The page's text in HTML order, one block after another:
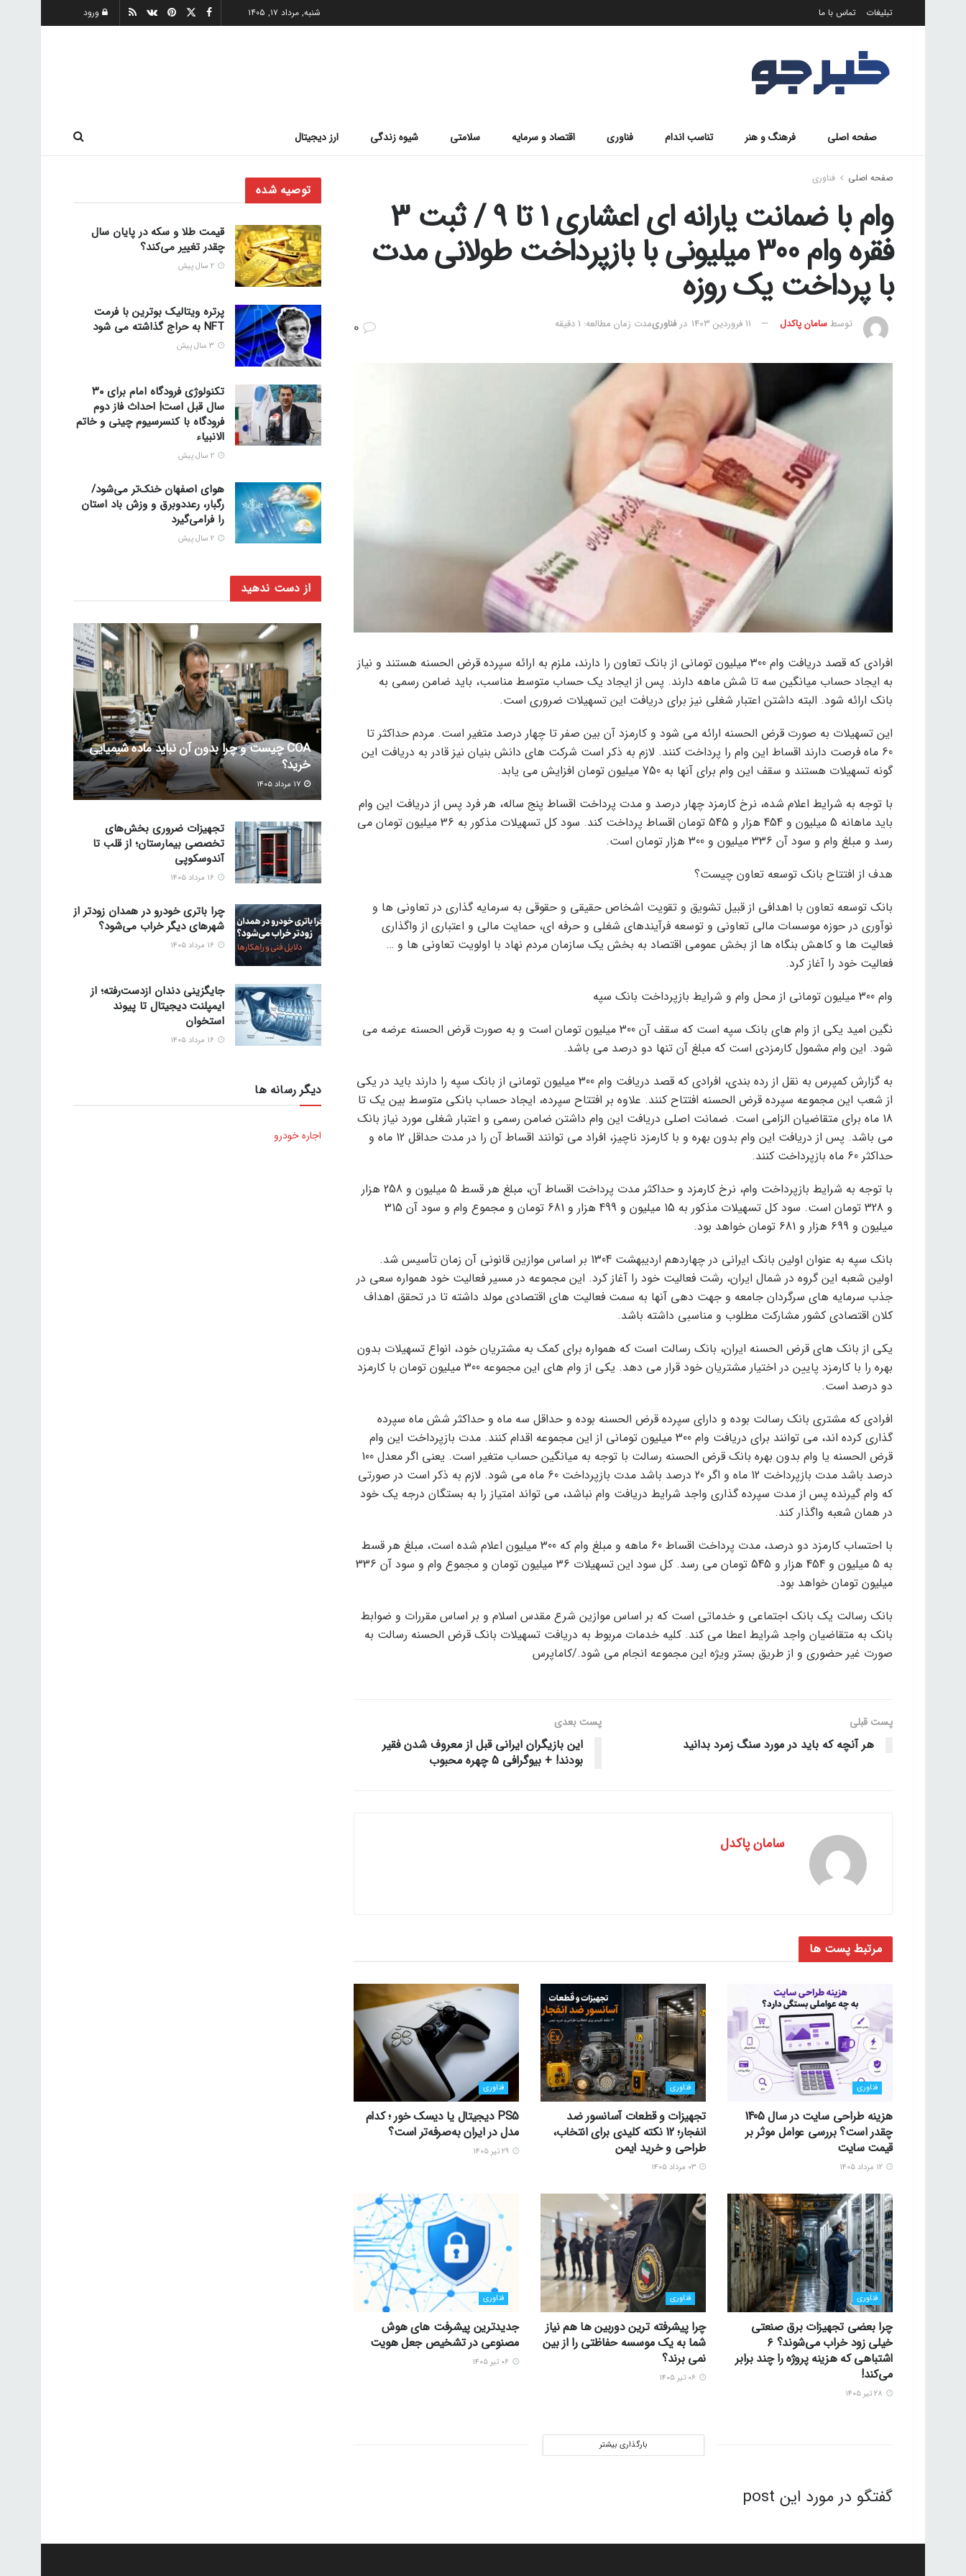
تبلیغات تماس با ما شنبه, مرداد ۱۷, ۱۴۰۵ ورود
صفحه اصلی فرهنگ و هنر تناسب اندام فناوری اقتصاد و سرمایه سلامتی شیوه زندگی ارز دیجیتال
صفحه اصلی فناوری
وام با ضمانت یارانه ای اعشاری 1 تا 9 / ثبت 3
فقره وام 300 میلیونی با بازپرداخت طولانی مدت
با پرداخت یک روزه
توسطسامان پاکدل ۱۱ فروردین ۱۴۰۳ در فناوریمدت زمان مطالعه: 1 دقیقه
افرادی که قصد دریافت وام 300 میلیون تومانی از بانک تعاون را دارند، ملزم به ارائه سپرده قرض الحسنه هستند و نیاز
به ایجاد حساب میانگین سه تا شش ماهه دارند. پس از ایجاد یک حساب متوسط ​​مناسب، باید ضامن رسمی به
بانک ارائه شود. البته داشتن اعتبار شغلی نیز برای دریافت این تسهیلات ضروری است.
این تسهیلات به صورت قرض الحسنه ارائه می شود و کارمزد آن بین صفر تا چهار درصد متغیر است. مردم حداکثر تا
60 ماه فرصت دارند اقساط این وام را پرداخت کنند. لازم به ذکر است شرکت های دانش بنیان نیز قادر به دریافت این
گونه تسهیلات هستند و سقف این وام برای آنها به 750 میلیون تومان افزایش می یابد.
با توجه به شرایط اعلام شده، نرخ کارمزد چهار درصد و مدت پرداخت اقساط پنج ساله، هر فرد پس از دریافت این وام
باید ماهانه 5 میلیون و 454 هزار و 545 تومان اقساط پرداخت کند. سود کل تسهیلات مذکور به 36 میلیون تومان می
رسد و مبلغ وام و سود آن 336 میلیون و 300 هزار تومان است.
هدف از افتتاح بانک توسعه تعاون چیست؟
بانک توسعه تعاون با اهدافی از قبیل تشویق و تقویت اشخاص حقیقی و حقوقی به سرمایه گذاری در تعاونی ها و
نوآوری در حوزه موسسات مالی تعاونی و توسعه فرآیندهای شغلی و حرفه ای، حمایت مالی و اعتباری از واگذاری
فعالیت ها و کاهش بنگاه ها از بخش عمومی اقتصاد به بخش یک سازمان مردم نهاد با اولویت تعاونی ها و …
فعالیت خود را آغاز کرد.
وام 300 میلیون تومانی از محل وام و شرایط بازپرداخت بانک سپه
نگین امید یکی از وام های بانک سپه است که سقف آن 300 میلیون تومان است و به صورت قرض الحسنه عرضه می
شود. این وام مشمول کارمزدی است که مبلغ آن تنها دو درصد می باشد.
به گزارش کمپرس به نقل از رده بندی، افرادی که قصد دریافت وام 300 میلیون تومانی از بانک سپه را دارند باید در یکی
از شعب این مجموعه سپرده قرض الحسنه افتتاح کنند. علاوه بر افتتاح سپرده، ایجاد حساب بانکی متوسط ​​بین یک تا
18 ماه برای متقاضیان الزامی است. ضمانت اصلی دریافت این وام داشتن ضامن رسمی و اعتبار شغلی مورد نیاز بانک
می باشد. پس از دریافت این وام بدون بهره و با کارمزد ناچیز، افراد می توانند اقساط آن را در مدت حداقل 12 ماه و
حداکثر 60 ماه بازپرداخت کنند.
با توجه به شرایط بازپرداخت وام، نرخ کارمزد و حداکثر مدت پرداخت اقساط آن، مبلغ هر قسط 5 میلیون و 258 هزار
و 328 تومان است. سود کل تسهیلات مذکور به 15 میلیون و 499 هزار و 681 تومان و مجموع وام و سود آن 315
میلیون و 699 هزار و 681 تومان خواهد بود.
بانک سپه به عنوان اولین بانک ایرانی در چهاردهم اردیبهشت 1304 بر اساس موازین قانونی آن زمان تأسیس شد.
اولین شعبه این گروه در شمال ایران، رشت فعالیت خود را آغاز کرد. این مجموعه در مسیر فعالیت خود همواره سعی در
جذب سرمایه های سرگردان جامعه و جهت دهی آنها به سمت فعالیت های اقتصادی مولد داشته تا در تحقق اهداف
کلان اقتصادی کشور مشارکت مطلوب و مناسبی داشته باشد.
یکی از بانک های قرض الحسنه ایران، بانک رسالت است که همواره برای کمک به مشتریان خود، انواع تسهیلات بدون
بهره را با کارمزد پایین در اختیار مشتریان خود قرار می دهد. یکی از وام های این مجموعه 300 میلیون تومان با کارمزد
دو درصد است.
افرادی که مشتری بانک رسالت بوده و دارای سپرده قرض الحسنه بوده و حداقل سه ماه و حداکثر شش ماه سپرده
گذاری کرده اند، می توانند برای دریافت وام 300 میلیون تومانی از این مجموعه اقدام کنند. مدت بازپرداخت این وام
قرض الحسنه یا وام بدون بهره بانک قرض الحسنه رسالت با توجه به میانگین حساب متغیر است. یعنی اگر معدل 100
درصد باشد مدت بازپرداخت 12 ماه و اگر 20 درصد باشد مدت بازپرداخت 60 ماه می شود. لازم به ذکر است در صورتی
که وام گیرنده پس از مدت سپرده گذاری واجد شرایط دریافت وام نباشد، می تواند امتیاز را به بستگان درجه یک خود
در همان شعبه واگذار کند.
با احتساب کارمزد دو درصد، مدت پرداخت اقساط 60 ماهه و مبلغ وام که 300 میلیون اعلام شده است، مبلغ هر قسط
به 5 میلیون و 454 هزار و 545 تومان می رسد. کل سود این تسهیلات 36 میلیون تومان و مجموع وام و سود آن 336
میلیون تومان خواهد بود.
بانک رسالت یک بانک اجتماعی و خدماتی است که بر اساس موازین شرع مقدس اسلام و بر اساس مقررات و ضوابط
بانک به متقاضیان واجد شرایط اعطا می کند. کلیه خدمات مربوط به دریافت تسهیلات بانک قرض الحسنه رسالت به
صورت غیر حضوری و از طریق بستر ویژه این مجموعه انجام می شود./کاماپرس
پست قبلی
هر آنچه که باید در مورد سنگ زمرد بدانید
پست‌ بعدی
این بازیگران ایرانی قبل از معروف شدن فقیر
بودند! + بیوگرافی 5 چهره محبوب
سامان پاکدل
مرتبط پست ها
فناوری
هزینه طراحی سایت در سال 1405
چقدر است؟ بررسی عوامل موثر بر
قیمت سایت
فناوری
تجهیزات و قطعات آسانسور ضد
انفجار؛ 12 نکته کلیدی برای انتخاب،
طراحی و خرید ایمن
فناوری
PS5 دیجیتال یا دیسک خور ؛ کدام
مدل در ایران به‌صرفه‌تر است؟
فناوری
چرا بعضی تجهیزات برق صنعتی
خیلی زود خراب می‌شوند؟ ۶
اشتباهی که هزینه پروژه را چند برابر
می‌کند!
فناوری
چرا پیشرفته ترین دوربین ها هم نیاز
شما به یک موسسه حفاظتی را از بین
نمی برند؟
فناوری
جدیدترین پیشرفت های هوش
مصنوعی در تشخیص جعل هویت
بارگذاری بیشتر
گفتگو در مورد این post
توصیه شده
قیمت طلا و سکه در پایان سال
چقدر تغییر می‌کند؟
پرتره ویتالیک بوترین با فرمت
NFT به حراج گذاشته می شود
تکنولوژی فرودگاه امام برای ۳۰
سال قبل است| احداث فاز دوم
فرودگاه با کنسرسیوم چینی و خاتم
الانبیاء
هوای اصفهان خنک‌تر می‌شود/
رگبار، رعددوبرق و وزش باد استان
را فرامی‌گیرد
از دست ندهید
COA چیست و چرا بدون آن نباید ماده شیمیایی
خرید؟
تجهیزات ضروری بخش‌های
تخصصی بیمارستان؛ از قلب تا
آندوسکوپی
چرا باتری خودرو در همدان زودتر از
شهرهای دیگر خراب می‌شود؟
جایگزینی دندان ازدست‌رفته؛ از
ایمپلنت دیجیتال تا پیوند
استخوان
دیگر رسانه ها
اجاره خودرو